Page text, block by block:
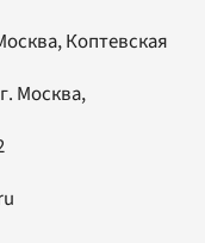
Коптевская
Москва,